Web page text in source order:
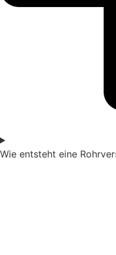
Wie entsteht eine